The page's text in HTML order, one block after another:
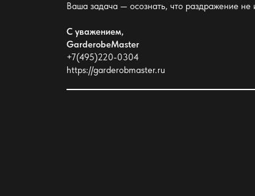
Ваша задача — осознать, что раздражение
С уважением,
GarderobeMaster
+7(495)220-0304
https://garderobmaster.ru